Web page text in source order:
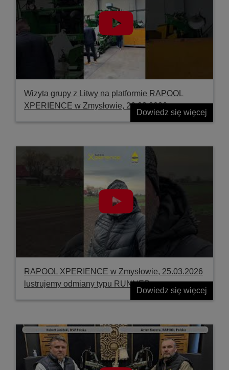
Wizyta grupy z Litwy na platformie RAPOOL
XPERIENCE w Zmysłowie, 26.03.2026
Dowiedz się więcej
RAPOOL XPERIENCE w Zmysłowie, 25.03.2026
lustrujemy odmiany typu RUNNER
Dowiedz się więcej